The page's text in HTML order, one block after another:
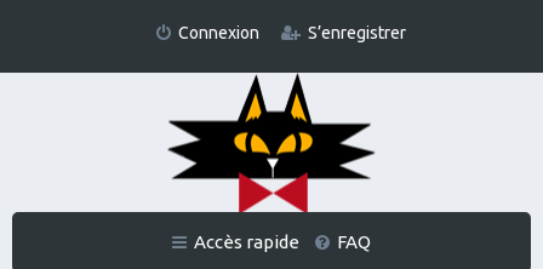
Connexion S’enregistrer
Accès rapide FAQ